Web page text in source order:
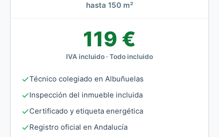
hasta 150 m²
119 €
IVA incluido · Todo incluido
Técnico colegiado en Albuñuelas
Inspección del inmueble incluida
Certificado y etiqueta energética
Registro oficial en Andalucía